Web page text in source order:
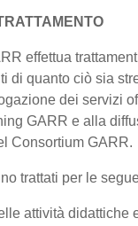
effettua
di quanto ciò sia
dei servizi
GARR e alla
Consortium GARR.
trattati per le
attività didattiche